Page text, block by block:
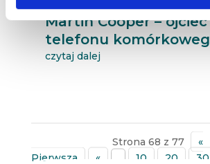
Martin Cooper – ojciec
telefonu
czytaj dalej
Strona 68 z 77
«
Pierwsza
« 10 20 30